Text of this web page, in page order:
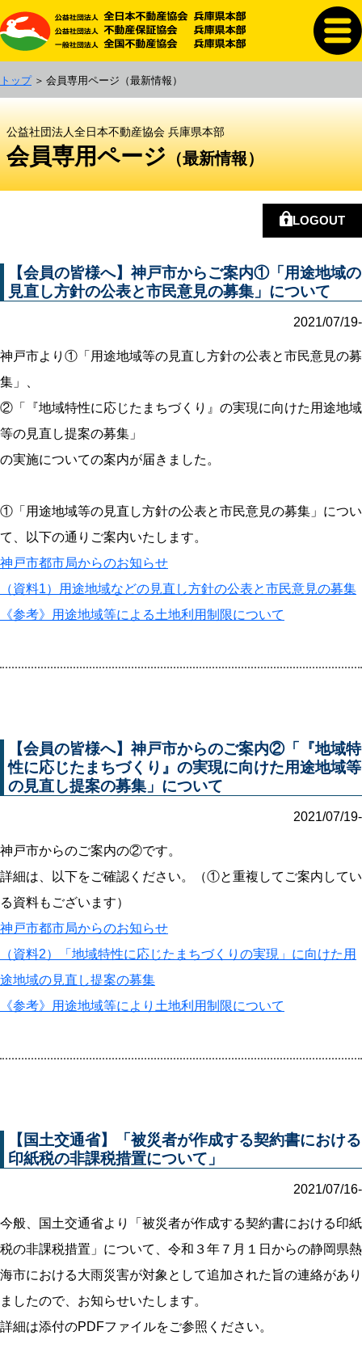
トップ 会員専用ページ （最新情報）
公益社団法人全日本不動産協会 兵庫県本部
会員専用ページ （最新情報）
LOGOUT
【会員の皆様へ】神戸市からご案内①「用途地域の
見直し方針の公表と市民意見の募集」について
2021/07/19-
神戸市より①「用途地域等の見直し方針の公表と市民意見の募
集」、
②「『地域特性に応じたまちづくり』の実現に向けた用途地域
等の見直し提案の募集」
の実施についての案内が届きました。
①「用途地域等の見直し方針の公表と市民意見の募集」につい
て、以下の通りご案内いたします。
神戸市都市局からのお知らせ
（資料1）用途地域などの見直し方針の公表と市民意見の募集
《参考》用途地域等による土地利用制限について
【会員の皆様へ】神戸市からのご案内②「『地域特
性に応じたまちづくり』の実現に向けた用途地域等
の見直し提案の募集」について
2021/07/19-
神戸市からのご案内の②です。
詳細は、以下をご確認ください。（①と重複してご案内してい
る資料もございます）
神戸市都市局からのお知らせ
（資料2）「地域特性に応じたまちづくりの実現」に向けた用
途地域の見直し提案の募集
《参考》用途地域等により土地利用制限について
【国土交通省】「被災者が作成する契約書における
印紙税の非課税措置について」
2021/07/16-
今般、国土交通省より「被災者が作成する契約書における印紙
税の非課税措置」について、令和３年７月１日からの静岡県熱
海市における大雨災害が対象として追加された旨の連絡があり
ましたので、お知らせいたします。
詳細は添付のPDFファイルをご参照ください。